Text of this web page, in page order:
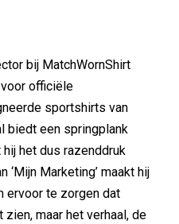
bij MatchWornShirt
officiële
sportshirts van
biedt een springplank
het dus razenddruk
‘Mijn Marketing’ maakt hij
ervoor te zorgen dat
maar het verhaal, de